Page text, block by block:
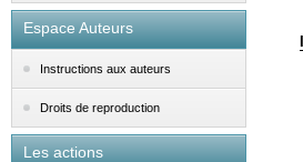
Espace Auteurs
Instructions aux auteurs
Droits de reproduction
Les actions